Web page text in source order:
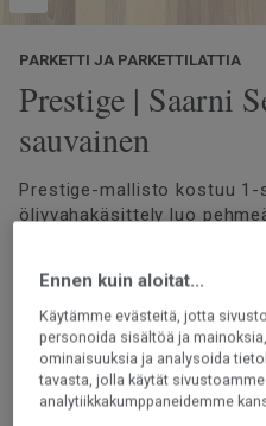
PARKETTI JA PARKETTILATTIA
Prestige | Saarni
sauvainen
Prestige-mallisto kostuu 1-
öljyvahakäsittely luo
skandinaavisessa lattiassa
sävyjä.
Joutsenmerkitty
PEFC-sertifioitu (PEFC /
Katso suuremmat kuvat
Ennen kuin aloitat...
Käytämme evästeitä, jotta
personoida sisältöä ja
ominaisuuksia ja analysoida
tavasta, jolla käytät
analytiikkakumppaneidemme